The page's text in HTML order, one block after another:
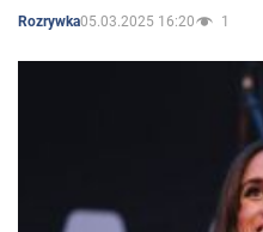
Rozrywka05.03.2025 16:20 1